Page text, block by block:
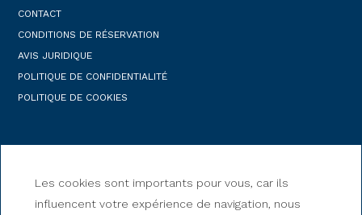
CONTACT
CONDITIONS DE RÉSERVATION
AVIS JURIDIQUE
POLITIQUE DE CONFIDENTIALITÉ
POLITIQUE DE COOKIES
Les cookies sont importants pour vous, car ils
influencent votre expérience de navigation, nous